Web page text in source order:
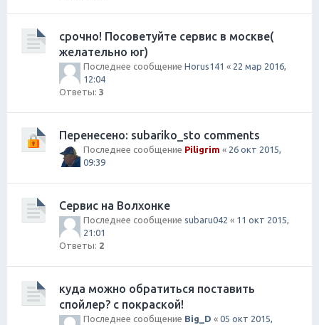
срочно! Посоветуйте сервис в москве(
желательно юг)
Последнее сообщение Horus141 « 22 мар 2016,
12:04
Ответы: 3
Перенесено: subariko_sto comments
Последнее сообщение Piligrim « 26 окт 2015,
09:39
Сервис на Волхонке
Последнее сообщение subaru042 « 11 окт 2015,
21:01
Ответы: 2
куда можно обратиться поставить
спойлер? с покраской!
Последнее сообщение Big_D « 05 окт 2015,